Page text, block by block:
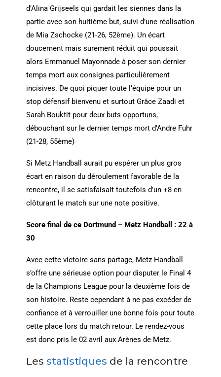
d’Alina Grijseels qui gardait les siennes dans la
partie avec son huitième but, suivi d’une réalisation
de Mia Zschocke (21-26, 52ème). Un écart
doucement mais surement réduit qui poussait
alors Emmanuel Mayonnade à poser son dernier
temps mort aux consignes particulièrement
incisives. De quoi piquer toute l’équipe pour un
stop défensif bienvenu et surtout Grâce Zaadi et
Sarah Bouktit pour deux buts opportuns,
débouchant sur le dernier temps mort d’Andre Fuhr
(21-28, 55ème)
Si Metz Handball aurait pu espérer un plus gros
écart en raison du déroulement favorable de la
rencontre, il se satisfaisait toutefois d’un +8 en
clôturant le match sur une note positive.
Score final de ce Dortmund – Metz Handball : 22 à
30
Avec cette victoire sans partage, Metz Handball
s’offre une sérieuse option pour disputer le Final 4
de la Champions League pour la deuxième fois de
son histoire. Reste cependant à ne pas excéder de
confiance et à verrouiller une bonne fois pour toute
cette place lors du match retour. Le rendez-vous
est donc pris le 02 avril aux Arènes de Metz.
Les statistiques de la rencontre